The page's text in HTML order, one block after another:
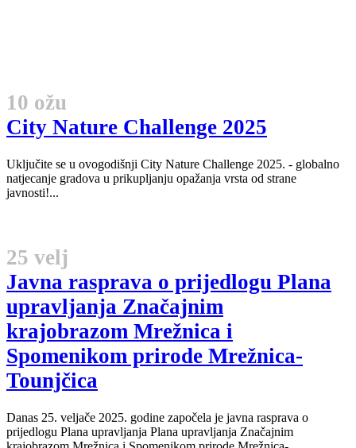
10 ožu
City Nature Challenge 2025
Uključite se u ovogodišnji City Nature Challenge 2025. - globalno
natjecanje gradova u prikupljanju opažanja vrsta od strane
javnosti!...
25 velj
Javna rasprava o prijedlogu Plana
upravljanja Značajnim
krajobrazom Mrežnica i
Spomenikom prirode Mrežnica-
Tounjčica
Danas 25. veljače 2025. godine započela je javna rasprava o
prijedlogu Plana upravljanja Plana upravljanja Značajnim